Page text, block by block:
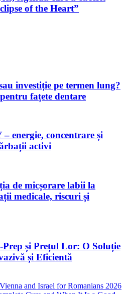
of the Heart”
investiție pe termen lung?
fațete dentare
energie, concentrare și
activi
de micșorare labii la
medicale, riscuri și
Prep și Prețul Lor: O Soluție
și Eficientă